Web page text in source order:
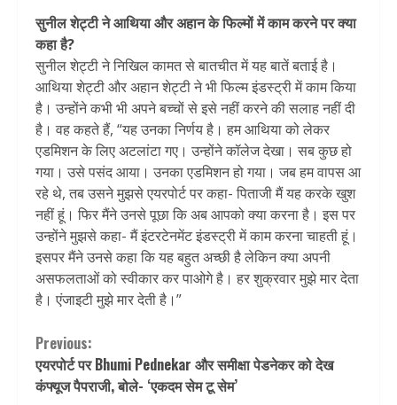
सुनील शेट्टी ने आथिया और अहान के फिल्मों में काम करने पर क्या
कहा है?
सुनील शेट्टी ने निखिल कामत से बातचीत में यह बातें बताई है।
आथिया शेट्टी और अहान शेट्टी ने भी फिल्म इंडस्ट्री में काम किया
है। उन्होंने कभी भी अपने बच्चों से इसे नहीं करने की सलाह नहीं दी
है। वह कहते हैं, “यह उनका निर्णय है। हम आथिया को लेकर
एडमिशन के लिए अटलांटा गए। उन्होंने कॉलेज देखा। सब कुछ हो
गया। उसे पसंद आया। उनका एडमिशन हो गया। जब हम वापस आ
रहे थे, तब उसने मुझसे एयरपोर्ट पर कहा- पिताजी मैं यह करके खुश
नहीं हूं। फिर मैंने उनसे पूछा कि अब आपको क्या करना है। इस पर
उन्होंने मुझसे कहा- मैं इंटरटेनमेंट इंडस्ट्री में काम करना चाहती हूं।
इसपर मैंने उनसे कहा कि यह बहुत अच्छी है लेकिन क्या अपनी
असफलताओं को स्वीकार कर पाओगे है। हर शुक्रवार मुझे मार देता
है। एंजाइटी मुझे मार देती है।”
Continue
Reading
Previous:
एयरपोर्ट पर Bhumi Pednekar और समीक्षा पेडनेकर को देख
कंफ्यूज पैपराजी, बोले- ‘एकदम सेम टू सेम’